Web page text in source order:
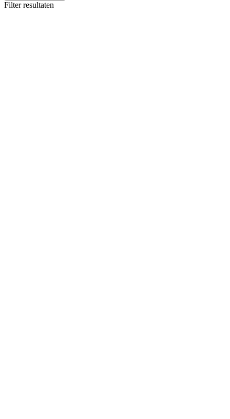
Filter resultaten